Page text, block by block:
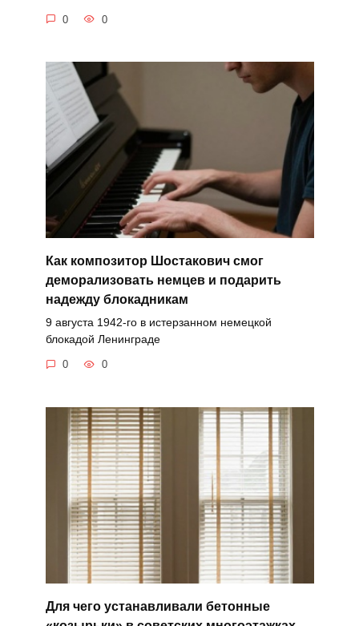
0 0
Как композитор Шостакович смог
деморализовать немцев и подарить
надежду блокадникам
9 августа 1942-го в истерзанном немецкой
блокадой Ленинграде
0 0
Для чего устанавливали бетонные